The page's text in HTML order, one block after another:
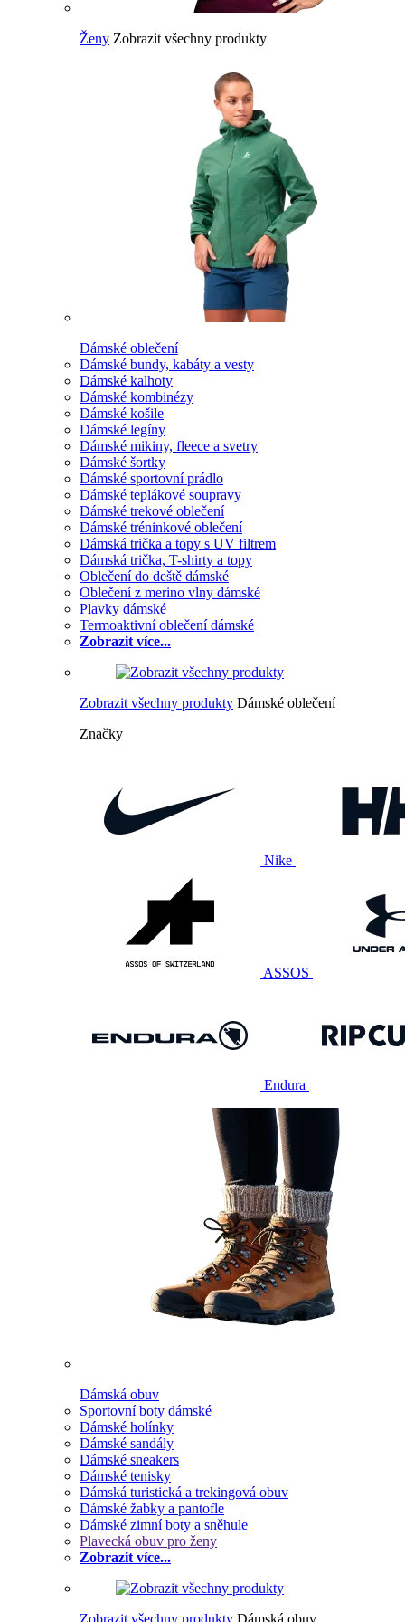
Ženy Zobrazit všechny produkty
Dámské oblečení
Dámské bundy, kabáty a vesty
Dámské kalhoty
Dámské kombinézy
Dámské košile
Dámské legíny
Dámské mikiny, fleece a svetry
Dámské šortky
Dámské sportovní prádlo
Dámské teplákové soupravy
Dámské trekové oblečení
Dámské tréninkové oblečení
Dámská trička a topy s UV filtrem
Dámská trička, T-shirty a topy
Oblečení do deště dámské
Oblečení z merino vlny dámské
Plavky dámské
Termoaktivní oblečení dámské
Zobrazit více...
Zobrazit všechny produkty Dámské oblečení
Značky
Nike
ASSOS
Endura
Dámská obuv
Sportovní boty dámské
Dámské holínky
Dámské sandály
Dámské sneakers
Dámské tenisky
Dámská turistická a trekingová obuv
Dámské žabky a pantofle
Dámské zimní boty a sněhule
Plavecká obuv pro ženy
Zobrazit více...
Zobrazit všechny produkty Dámská obuv